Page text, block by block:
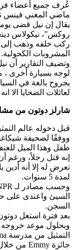
يقال إن نيل قضى
ركب خلفه وذهب إلى
المشروبات الكحولية.
وتضيف التقارير أن
لوجه بسيارة أخرى ،
بجروح بالغة في
لعائلات الضحايا الا
​شارلز دوتون​ من
قبل دخوله عالم
ووفقًا لصحيفة
طفل وهذا الميل
إنه قتل رجلاً،
تعرض له إلا أنه
لمدة 5 سنوات.
السيئ واعتدى على
السجن.
بعد فترة استغل
وبحلول موعد
جائزة Emmy من خلال مسرحيته “From Jail to Yale”.